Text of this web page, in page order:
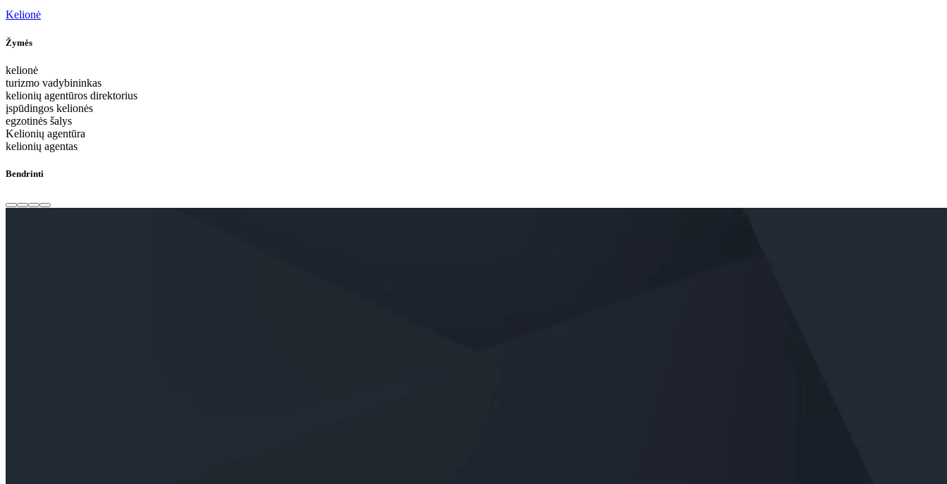
Kelionė
Žymės
kelionė
turizmo vadybininkas
kelionių agentūros direktorius
įspūdingos kelionės
egzotinės šalys
Kelionių agentūra
kelionių agentas
Bendrinti